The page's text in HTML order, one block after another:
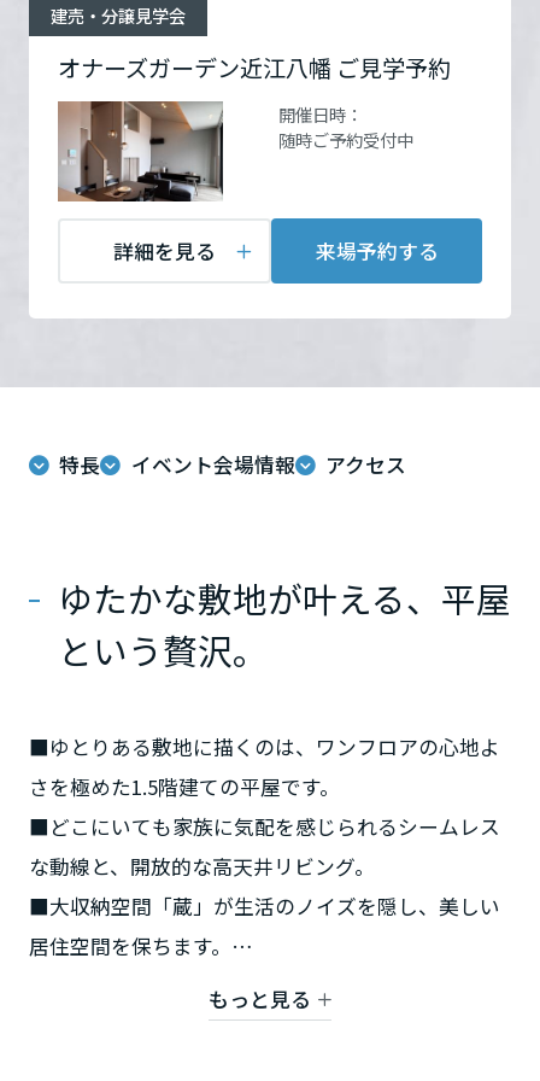
多彩な動画やこだわりが詰まった建築実例、注目の最新情報など、住
まいづくりを楽しく学べるデジタルラウンジです。
障がい者採用
ウエルネス事業
海外事業
ミサワアイデンティティ
オナーズガーデン近江八幡 ご見学予約
建売・分譲見学会
開催日時：
随時ご予約受付中
詳細を見る 来場予約する
特長 イベント会場情報 アクセス
ゆたかな敷地が叶える、平屋
という贅沢。
■ゆとりある敷地に描くのは、ワンフロアの心地よ
さを極めた1.5階建ての平屋です。
■どこにいても家族に気配を感じられるシームレス
な動線と、開放的な高天井リビング。
■大収納空間「蔵」が生活のノイズを隠し、美しい
居住空間を保ちます。
もっと見る
群馬県
埼玉県
千葉県
東京都
甲信越・北陸
新潟県
山梨県
長野県
東海エリア
お問い合
定休日：火・水定休 ※担当
が常駐しておりません。ご
来場の方は必ず事前にご予
約をお願いします。
担当者：滋賀支店